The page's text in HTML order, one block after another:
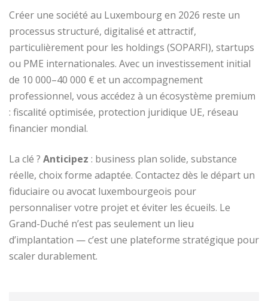
Créer une société au Luxembourg en 2026 reste un
processus structuré, digitalisé et attractif,
particulièrement pour les holdings (SOPARFI), startups
ou PME internationales. Avec un investissement initial
de 10 000–40 000 € et un accompagnement
professionnel, vous accédez à un écosystème premium
: fiscalité optimisée, protection juridique UE, réseau
financier mondial.
La clé ? Anticipez : business plan solide, substance
réelle, choix forme adaptée. Contactez dès le départ un
fiduciaire ou avocat luxembourgeois pour
personnaliser votre projet et éviter les écueils. Le
Grand-Duché n’est pas seulement un lieu
d’implantation — c’est une plateforme stratégique pour
scaler durablement.